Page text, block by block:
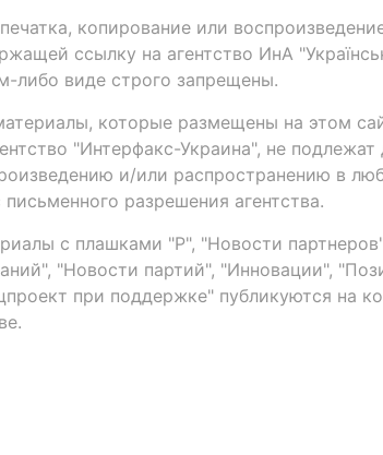
копирование или
ссылку на агентство ИнА
либо виде строго запрещены.
которые размещены на этом
"Интерфакс-Украина", не
и/или распространению в
письменного разрешения агентства.
с плашками "Р", "Новости
"Новости партий", "Инновации",
при поддержке" публикуются на